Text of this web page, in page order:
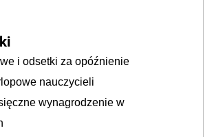
i odsetki za opóźnienie
nauczycieli
wynagrodzenie w